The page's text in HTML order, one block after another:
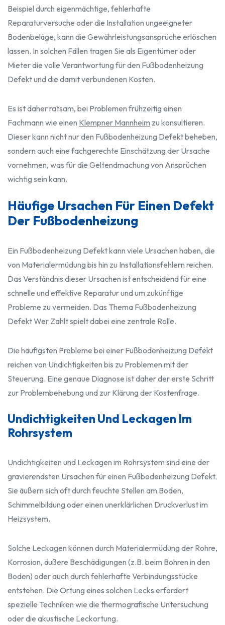
Beispiel durch eigenmächtige, fehlerhafte
Reparaturversuche oder die Installation ungeeigneter
Bodenbeläge, kann die Gewährleistungsansprüche erlöschen
lassen. In solchen Fällen tragen Sie als Eigentümer oder
Mieter die volle Verantwortung für den Fußbodenheizung
Defekt und die damit verbundenen Kosten.
Es ist daher ratsam, bei Problemen frühzeitig einen
Fachmann wie einen Klempner Mannheim zu konsultieren.
Dieser kann nicht nur den Fußbodenheizung Defekt beheben,
sondern auch eine fachgerechte Einschätzung der Ursache
vornehmen, was für die Geltendmachung von Ansprüchen
wichtig sein kann.
Häufige Ursachen Für Einen Defekt
Der Fußbodenheizung
Ein Fußbodenheizung Defekt kann viele Ursachen haben, die
von Materialermüdung bis hin zu Installationsfehlern reichen.
Das Verständnis dieser Ursachen ist entscheidend für eine
schnelle und effektive Reparatur und um zukünftige
Probleme zu vermeiden. Das Thema Fußbodenheizung
Defekt Wer Zahlt spielt dabei eine zentrale Rolle.
Die häufigsten Probleme bei einer Fußbodenheizung Defekt
reichen von Undichtigkeiten bis zu Problemen mit der
Steuerung. Eine genaue Diagnose ist daher der erste Schritt
zur Problembehebung und zur Klärung der Kostenfrage.
Undichtigkeiten Und Leckagen Im
Rohrsystem
Undichtigkeiten und Leckagen im Rohrsystem sind eine der
gravierendsten Ursachen für einen Fußbodenheizung Defekt.
Sie äußern sich oft durch feuchte Stellen am Boden,
Schimmelbildung oder einen unerklärlichen Druckverlust im
Heizsystem.
Solche Leckagen können durch Materialermüdung der Rohre,
Korrosion, äußere Beschädigungen (z.B. beim Bohren in den
Boden) oder auch durch fehlerhafte Verbindungsstücke
entstehen. Die Ortung eines solchen Lecks erfordert
spezielle Techniken wie die thermografische Untersuchung
oder die akustische Leckortung.